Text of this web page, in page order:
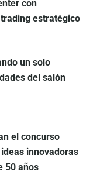
con
estratégico
un solo
del salón
el concurso
innovadoras
50 años